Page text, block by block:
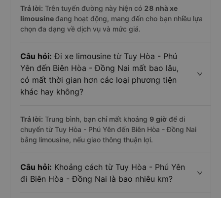
Trả lời: Trên tuyến đường này hiện có 28 nhà xe
limousineđang hoạt động, mang đến cho bạn nhiều lựa
chọn đa dạng về dịch vụ và mức giá.
Câu hỏi: Đi xe limousine từ Tuy Hòa - Phú
Yên đến Biên Hòa - Đồng Nai mất bao lâu,
có mất thời gian hơn các loại phương tiện
khác hay không?
Trả lời: Trung bình, bạn chỉ mất khoảng 9 giờ để di
chuyển từ Tuy Hòa - Phú Yên đến Biên Hòa - Đồng Nai
bằng limousine, nếu giao thông thuận lợi.
Câu hỏi: Khoảng cách từ Tuy Hòa - Phú Yên
đi Biên Hòa - Đồng Nai là bao nhiêu km?